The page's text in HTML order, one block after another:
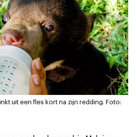
uit een fles kort na zijn redding. Foto: